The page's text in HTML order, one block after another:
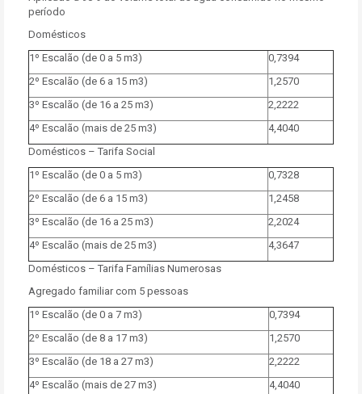
período
Domésticos
1º Escalão (de 0 a 5 m3)
0,7394
2º Escalão (de 6 a 15 m3)
1,2570
3º Escalão (de 16 a 25 m3)
2,2222
4º Escalão (mais de 25 m3)
4,4040
Domésticos – Tarifa Social
1º Escalão (de 0 a 5 m3)
0,7328
2º Escalão (de 6 a 15 m3)
1,2458
3º Escalão (de 16 a 25 m3)
2,2024
4º Escalão (mais de 25 m3)
4,3647
Domésticos – Tarifa Famílias Numerosas
Agregado familiar com 5 pessoas
1º Escalão (de 0 a 7 m3)
0,7394
2º Escalão (de 8 a 17 m3)
1,2570
3º Escalão (de 18 a 27 m3)
2,2222
4º Escalão (mais de 27 m3)
4,4040